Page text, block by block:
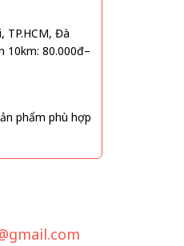
TP.HCM, Đà
10km: 80.000đ–
phẩm phù hợp